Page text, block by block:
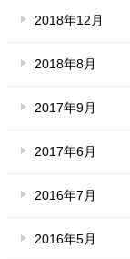
2018年12月
2018年8月
2017年9月
2017年6月
2016年7月
2016年5月